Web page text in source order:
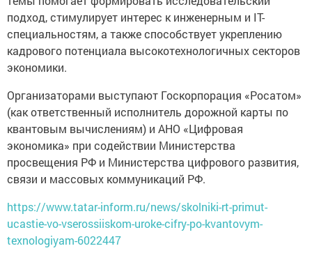
подход, стимулирует интерес к инженерным и IT-
специальностям, а также способствует укреплению
кадрового потенциала высокотехнологичных секторов
экономики.
Организаторами выступают Госкорпорация «Росатом»
(как ответственный исполнитель дорожной карты по
квантовым вычислениям) и АНО «Цифровая
экономика» при содействии Министерства
просвещения РФ и Министерства цифрового развития,
связи и массовых коммуникаций РФ.
https://www.tatar-inform.ru/news/skolniki-rt-primut-
ucastie-vo-vserossiiskom-uroke-cifry-po-kvantovym-
texnologiyam-6022447